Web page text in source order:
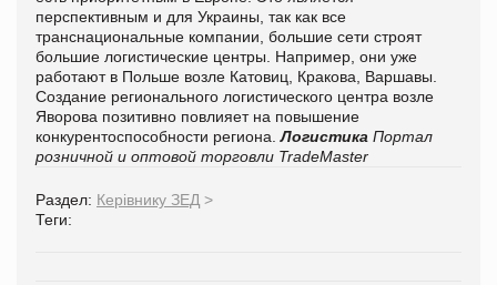
перспективным и для Украины, так как все
транснациональные компании, большие сети строят
большие логистические центры. Например, они уже
работают в Польше возле Катовиц, Кракова, Варшавы.
Создание регионального логистического центра возле
Яворова позитивно повлияет на повышение
конкурентоспособности региона.Логистика Портал
розничной и оптовой торговли TradeMaster
Раздел: Керівнику ЗЕД >
Теги: